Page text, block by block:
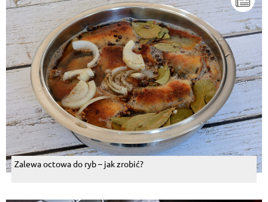
Zalewa octowa do ryb – jak zrobić?